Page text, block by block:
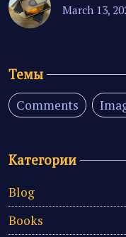
March 13,
Темы
Comments
Категории
Blog
Books